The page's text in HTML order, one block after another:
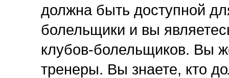
должна быть доступной
болельщики и вы
клубов-болельщиков. Вы
тренеры. Вы знаете, кто